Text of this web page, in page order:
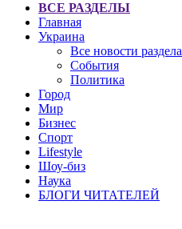
ВСЕ РАЗДЕЛЫ
Главная
Украина
Все новости раздела
События
Политика
Город
Мир
Бизнес
Спорт
Lifestyle
Шоу-биз
Наука
БЛОГИ ЧИТАТЕЛЕЙ